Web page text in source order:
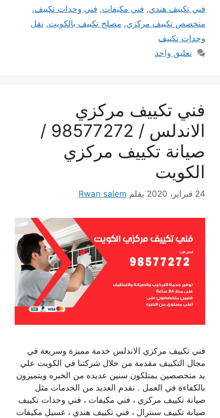
فني تكييف هندي, فني مكيفات, فني وحدات تكييف,
متخصص تكييف مركزي, مصلح تكييف بالكويت, نقل
وحدات تكييف
تعليق واحد
فني تكييف مركزي
الاندلس / 98577272 /
صيانة تكييف مركزي
الكويت
24 فبراير، 2020 بقلم Rwan salem
فني تكييف مركزي الاندلس خدمة مميزة وسريعة في
مجال التكييف مقدمة من خلال شركتنا في الكويت علي
يد متخصصين يمتلكون سنين عديده من الخبره ويتميزون
بالكفاءة في العمل . نقدم العديد من الخدمات مثل
صيانة تكييف مركزي ، فني مكيفات ، فني وحدات تكييف
صيانة تكييف سنترال ، فني تكييف هندي ، غسيل مكيفات